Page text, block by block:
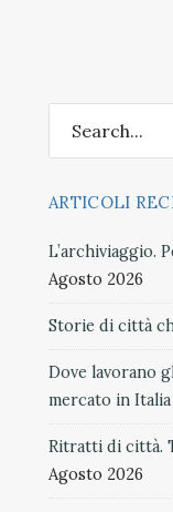
ARTICOLI
L’archiviaggio.
Agosto 2026
Storie di città
Dove lavorano
mercato in Italia
Ritratti di città.
Agosto 2026